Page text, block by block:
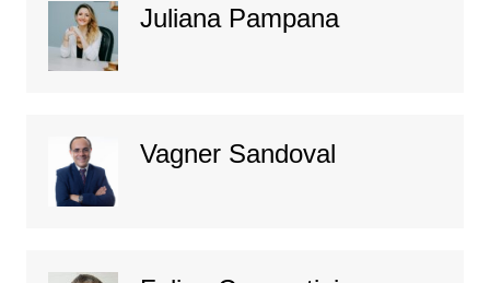
Juliana Pampana
Vagner Sandoval